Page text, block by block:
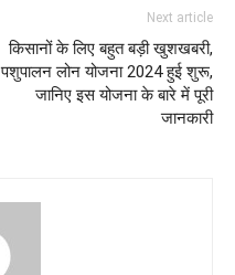
Next article
किसानों के लिए बहुत बड़ी खुशखबरी,
पशुपालन लोन योजना 2024 हुई शुरू,
जानिए इस योजना के बारे में पूरी
जानकारी